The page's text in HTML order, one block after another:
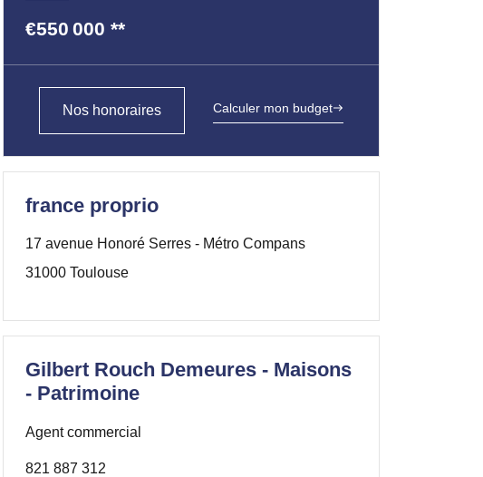
€550 000 **
Nos honoraires Calculer mon budget
france proprio
17 avenue Honoré Serres - Métro Compans
31000 Toulouse
Gilbert Rouch Demeures - Maisons
- Patrimoine
Agent commercial
821 887 312